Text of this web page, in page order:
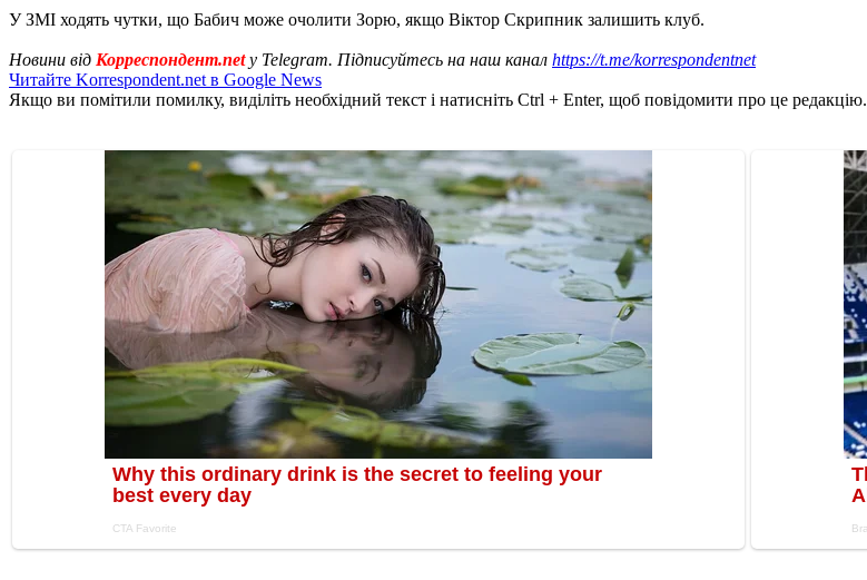
У ЗМІ ходять чутки, що Бабич може очолити Зорю, якщо Віктор Скрипник залишить клуб.
Новини від Корреспондент.netу Telegram. Підписуйтесь на наш канал https://t.me/korrespondentnet
Читайте Korrespondent.net в Google News
Якщо ви помітили помилку, виділіть необхідний текст і натисніть Ctrl + Enter, щоб повідомити про це редакцію.